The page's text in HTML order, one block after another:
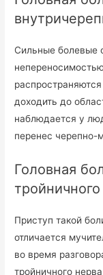
Сильные
доходить до
наблюдается у
перенес черепно-
Головная
Приступ такой
отличается
во время
тройничного